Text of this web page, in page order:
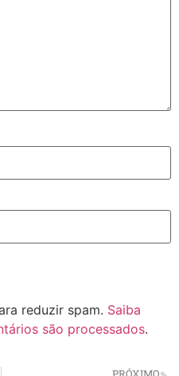
reduzir spam. Saiba
são processados.
PRÓXIMO